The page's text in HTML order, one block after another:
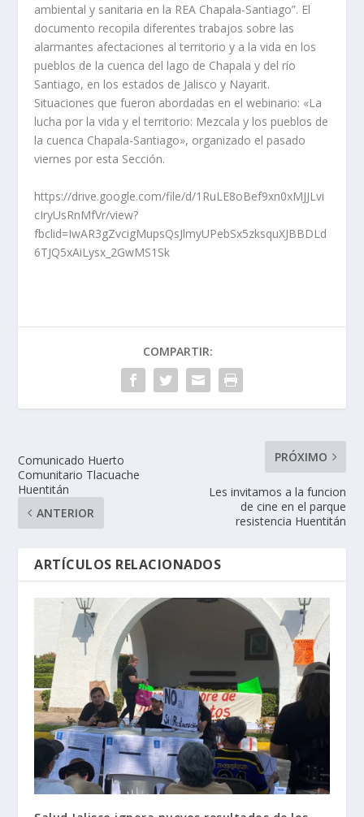
ambiental y sanitaria en la REA Chapala-Santiago”. El
documento recopila diferentes trabajos sobre las
alarmantes afectaciones al territorio y a la vida en los
pueblos de la cuenca del lago de Chapala y del río
Santiago, en los estados de Jalisco y Nayarit.
Situaciones que fueron abordadas en el webinario: «La
lucha por la vida y el territorio: Mezcala y los pueblos de
la cuenca Chapala-Santiago», organizado el pasado
viernes por esta Sección.
https://drive.google.com/file/d/1RuLE8oBef9xn0xMJJLvi
cIryUsRnMfVr/view?
fbclid=IwAR3gZvcigMupsQsJlmyUPebSx5zksquXJBBDLd
6TJQ5xAiLysx_2GwMS1Sk
COMPARTIR:
Comunicado Huerto
Comunitario Tlacuache
Huentitán
ANTERIOR
PRÓXIMO
Les invitamos a la funcion
de cine en el parque
resistencia Huentitán
ARTÍCULOS RELACIONADOS